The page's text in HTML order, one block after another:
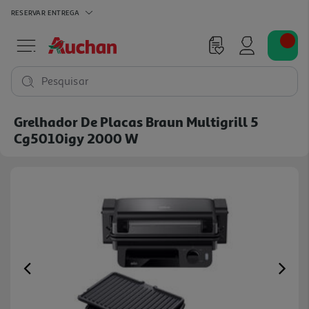
RESERVAR ENTREGA
Pesquisar
Grelhador De Placas Braun Multigrill 5
Cg5010igy 2000 W
Previous